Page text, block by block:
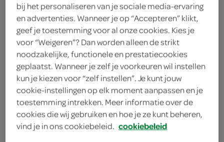
2 eetlepels witte basterdsuiker
200 milliliter slagroom
arachideolie
2 eetlepels arachideolie
450 milliliter melk
2 eieren
bij het personaliseren van je sociale media-ervaring
en advertenties. Wanneer je op “Accepteren” klikt,
geef je toestemming voor al onze cookies. Kies je
voor “Weigeren”? Dan worden alleen de strikt
noodzakelijke, functionele en prestatiecookies
geplaatst. Wanneer je zelf je voorkeuren wil instellen
kun je kiezen voor “zelf instellen”. Je kunt jouw
cookie-instellingen op elk moment aanpassen en je
toestemming intrekken. Meer informatie over de
cookies die wij gebruiken en hoe je ze kunt beheren,
vind je in ons cookiebeleid. cookiebeleid